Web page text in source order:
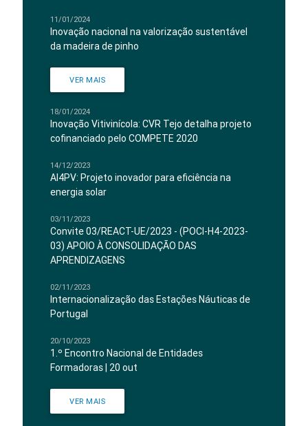
11/01/2024
Inovação nacional na valorização sustentável
da madeira de pinho
VER MAIS
18/01/2024
Inovação Vitivinícola: CVR Tejo detalha projeto
cofinanciado pelo COMPETE 2020
14/12/2023
AI4PV: Projeto inovador para eficiência na
energia solar
03/11/2023
Convite 03/REACT-UE/2023 - (POCI-H4-2023-
03) APOIO À CONSOLIDAÇÃO DAS
APRENDIZAGENS
02/11/2023
Internacionalização das Estações Náuticas de
Portugal
20/10/2023
1.º Encontro Nacional de Entidades
Formadoras | 20 out
VER MAIS